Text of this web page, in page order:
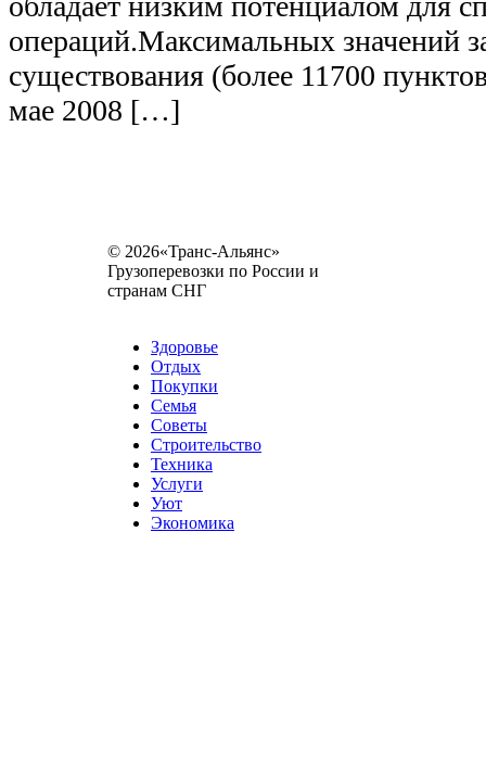
операций.Максимальных значений
существования (более 11700
мае 2008 […]
© 2026«Транс-Альянс»
Грузоперевозки по России и
странам СНГ
Здоровье
Отдых
Покупки
Семья
Советы
Строительство
Техника
Услуги
Уют
Экономика